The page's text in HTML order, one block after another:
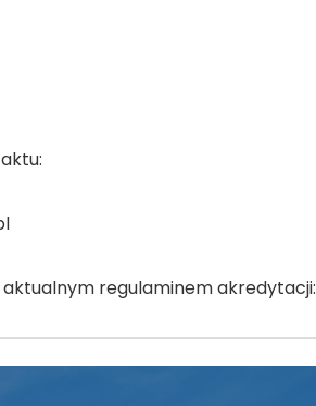
aktualnym regulaminem akredytacji: